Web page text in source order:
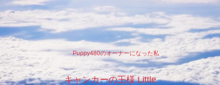
Puppy480のオーナーになった私
キャンカーの王様 Little